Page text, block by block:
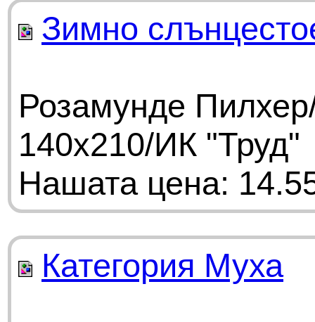
Зимно
Розамунде
140х210/ИК "Труд"
Нашата цена:
Категория Муха